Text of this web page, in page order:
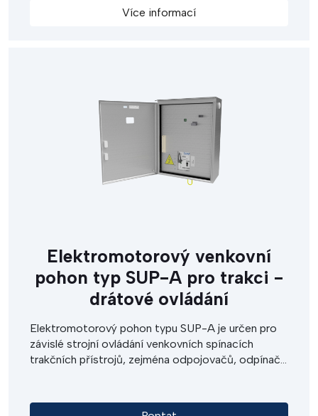
podmínkách. Pohon typu SUP je určen pro přímé
Více informací
Elektromotorový venkovní
pohon typ SUP-A pro trakci -
drátové ovládání
Elektromotorový pohon typu SUP-A je určen pro
závislé strojní ovládání venkovních spínacích
trakčních přístrojů, zejména odpojovačů, odpínačů
momenty pohonu zaručují spolehlivé ovládání